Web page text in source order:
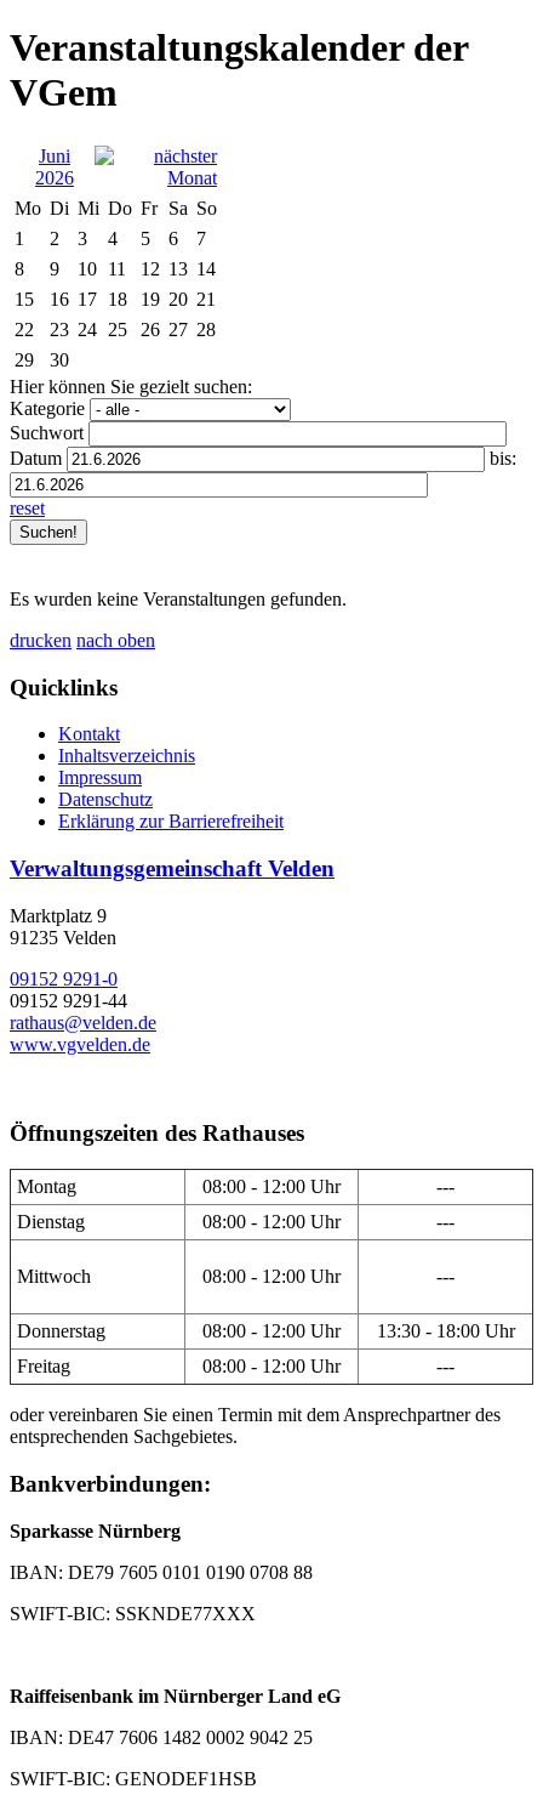
Veranstaltungskalender der
VGem
Juni
2026
Mo Di Mi Do Fr Sa So
1
2 3 4 5 6
7
8
9 10 11 12 13 14
15
16 17 18 19 20 21
22
23 24 25 26 27 28
29
30
Hier können Sie gezielt suchen:
Kategorie
Suchwort
Datum
bis:
reset
Es wurden keine Veranstaltungen gefunden.
drucken nach oben
Quicklinks
Kontakt
Inhaltsverzeichnis
Impressum
Datenschutz
Erklärung zur Barrierefreiheit
Verwaltungsgemeinschaft Velden
Marktplatz 9
91235 Velden
09152 9291-0
09152 9291-44
rathaus@velden.de
www.vgvelden.de
Öffnungszeiten des Rathauses
Montag 08:00 - 12:00 Uhr
---
Dienstag
08:00 - 12:00 Uhr ---
Mittwoch 08:00 - 12:00 Uhr ---
Donnerstag 08:00 - 12:00 Uhr
13:30 - 18:00 Uhr
Freitag
08:00 - 12:00 Uhr ---
oder vereinbaren Sie einen Termin mit dem Ansprechpartner des
entsprechenden Sachgebietes.
Bankverbindungen:
Sparkasse Nürnberg
IBAN: DE79 7605 0101 0190 0708 88
SWIFT-BIC: SSKNDE77XXX
Raiffeisenbank im Nürnberger Land eG
IBAN: DE47 7606 1482 0002 9042 25
SWIFT-BIC: GENODEF1HSB